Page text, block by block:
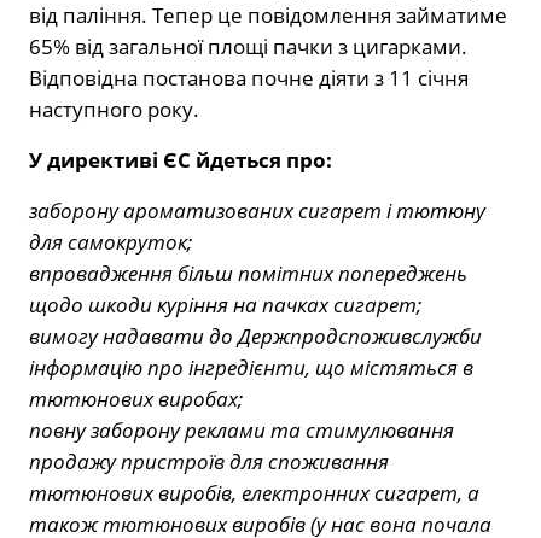
від паління. Тепер це повідомлення займатиме
65% від загальної площі пачки з цигарками.
Відповідна постанова почне діяти з 11 січня
наступного року.
У директиві ЄС йдеться про:
заборону ароматизованих сигарет і тютюну
для самокруток;
впровадження більш помітних попереджень
щодо шкоди куріння на пачках сигарет;
вимогу надавати до Держпродспоживслужби
інформацію про інгредієнти, що містяться в
тютюнових виробах;
повну заборону реклами та стимулювання
продажу пристроїв для споживання
тютюнових виробів, електронних сигарет, а
також тютюнових виробів (у нас вона почала